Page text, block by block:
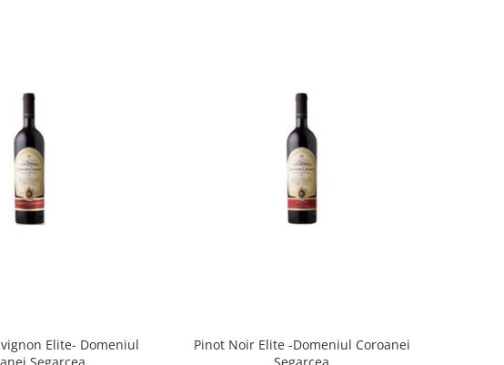
Elite- Domeniul
Pinot Noir Elite -Domeniul Coroanei